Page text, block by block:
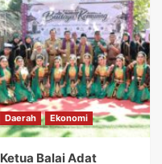
Daerah Ekonomi
Ketua Balai Adat